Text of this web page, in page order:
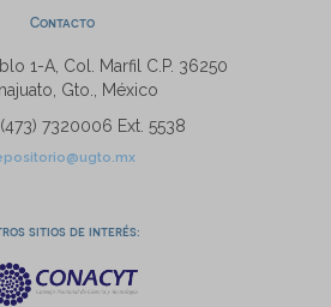
Contacto
1-A, Col. Marfil C.P. 36250
Gto., México
(473) 7320006 Ext. 5538
sitios de interés: